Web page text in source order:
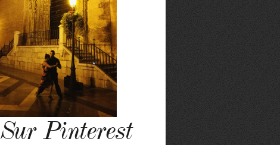
Sur Pinterest